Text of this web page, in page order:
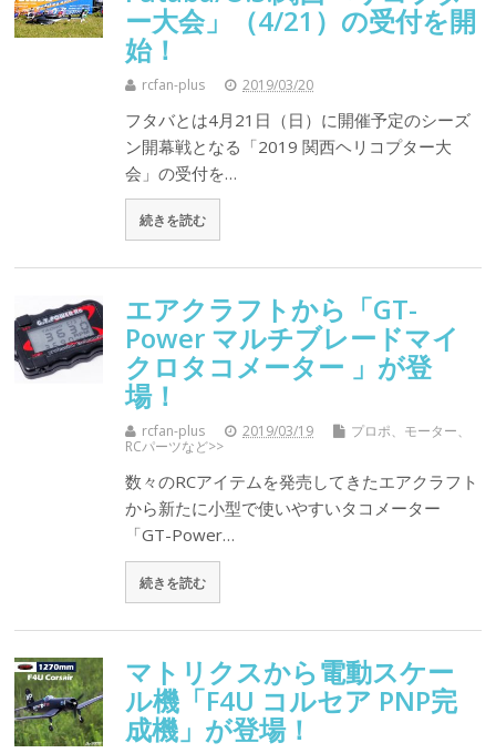
ー大会」（4/21）の受付を開
始！
rcfan-plus 2019/03/20
フタバとは4月21日（日）に開催予定のシーズ
ン開幕戦となる「2019 関西ヘリコプター大
会」の受付を…
続きを読む
エアクラフトから「GT-
Power マルチブレードマイ
クロタコメーター 」が登
場！
rcfan-plus 2019/03/19
プロポ、モーター、
RCパーツなど>>
数々のRCアイテムを発売してきたエアクラフト
から新たに小型で使いやすいタコメーター
「GT-Power…
続きを読む
マトリクスから電動スケー
ル機「F4U コルセア PNP完
成機」が登場！